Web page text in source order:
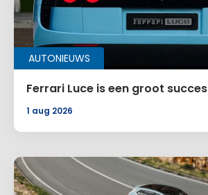
AUTONIEUWS
Ferrari Luce is een groot succes
1 aug 2026